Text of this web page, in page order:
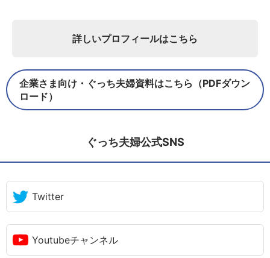
詳しいプロフィールはこちら
企業さま向け・ぐっち夫婦資料はこちら（PDFダウン
ロード）
ぐっち夫婦公式SNS
Twitter
Youtubeチャンネル